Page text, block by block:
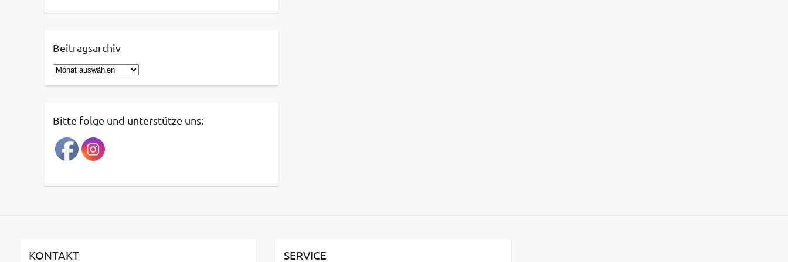
Beitragsarchiv
B
e
r
g
v
Bitte folge und unterstütze uns:
KONTAKT SERVICE